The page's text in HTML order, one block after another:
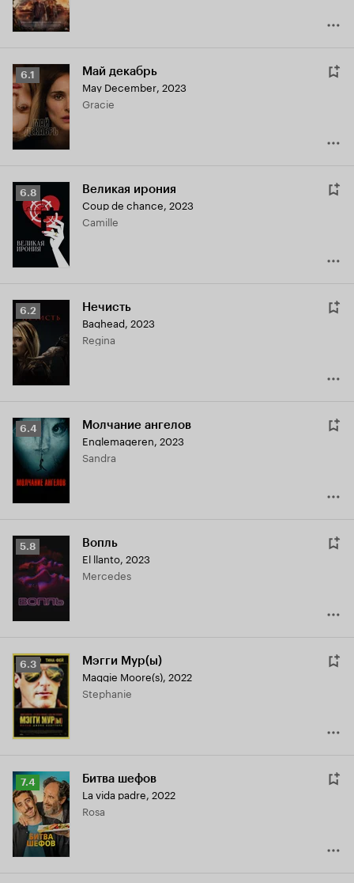
Рейтинг
Кинопоиска
6.1
6.1 Май декабрь
May December, 2023
Gracie
Рейтинг
Кинопоиска
6.8
6.8 Великая ирония
Coup de chance, 2023
Camille
Рейтинг
Кинопоиска
6.2
6.2 Нечисть
Baghead, 2023
Regina
Рейтинг
Кинопоиска
6.4
6.4 Молчание ангелов
Englemageren, 2023
Sandra
Рейтинг
Кинопоиска
5.8
5.8 Вопль
El llanto, 2023
Mercedes
Рейтинг
Кинопоиска
6.3
6.3 Мэгги Мур(ы)
Maggie Moore(s), 2022
Stephanie
Рейтинг
Кинопоиска
7.4
7.4 Битва шефов
La vida padre, 2022
Rosa